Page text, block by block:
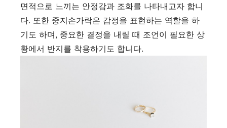
면적으로 느끼는 안정감과 조화를 나타내고자 합니
다. 또한 중지손가락은 감정을 표현하는 역할을 하
기도 하며, 중요한 결정을 내릴 때 조언이 필요한 상
황에서 반지를 착용하기도 합니다.